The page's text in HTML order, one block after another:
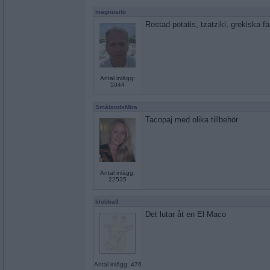
magnusito
Antal inlägg:
5044
Rostad potatis, tzatziki, grekiska
SmålandsMira
Antal inlägg:
22535
Tacopaj med olika tillbehör
klobba3
Antal inlägg: 476
Det lutar åt en El Maco